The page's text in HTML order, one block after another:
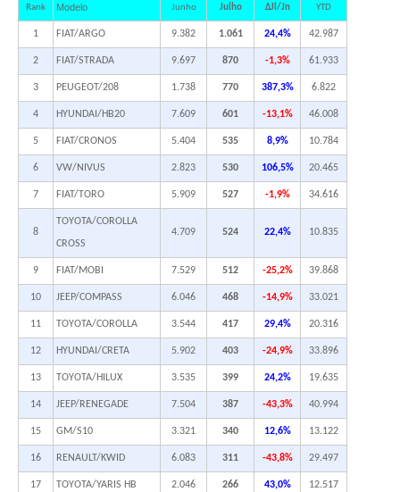
Rank Modelo Junho Julho ΔJl/Jn YTD
1 FIAT/ARGO 9.382 1.061 24,4% 42.987
2 FIAT/STRADA 9.697 870 -1,3% 61.933
3 PEUGEOT/208 1.738 770 387,3% 6.822
4 HYUNDAI/HB20 7.609 601 -13,1% 46.008
5 FIAT/CRONOS 5.404 535 8,9% 10.784
6 VW/NIVUS 2.823 530 106,5% 20.465
7 FIAT/TORO 5.909 527 -1,9% 34.616
8
TOYOTA/COROLLA
CROSS
4.709 524 22,4% 10.835
9 FIAT/MOBI 7.529 512 -25,2% 39.868
10 JEEP/COMPASS 6.046 468 -14,9% 33.021
11 TOYOTA/COROLLA 3.544 417 29,4% 20.316
12 HYUNDAI/CRETA 5.902 403 -24,9% 33.896
13 TOYOTA/HILUX 3.535 399 24,2% 19.635
14 JEEP/RENEGADE 7.504 387 -43,3% 40.994
15 GM/S10 3.321 340 12,6% 13.122
16 RENAULT/KWID 6.083 311 -43,8% 29.497
17 TOYOTA/YARIS HB 2.046 266 43,0% 12.517